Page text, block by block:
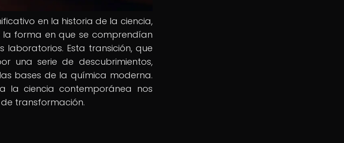
en la historia de la ciencia,
forma en que se comprendían
laboratorios. Esta transición, que
una serie de descubrimientos,
bases de la química moderna.
la ciencia contemporánea nos
transformación.